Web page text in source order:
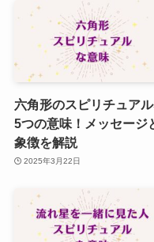
六角形のスピリチュア
5つの意味！メッセージ
象徴を解説
2025年3月22日